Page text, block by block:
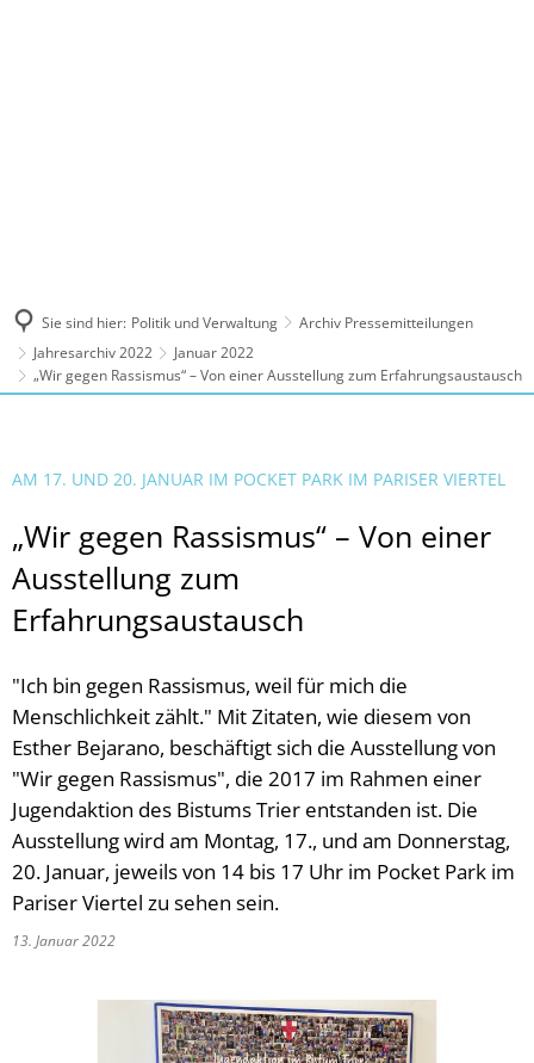
Sie sind hier: Politik und Verwaltung
Archiv Pressemitteilungen
Jahresarchiv 2022
Januar 2022
„Wir gegen Rassismus“ – Von einer Ausstellung zum Erfahrungsaustausch
AM 17. UND 20. JANUAR IM POCKET PARK IM PARISER VIERTEL
„Wir gegen Rassismus“ – Von einer
Ausstellung zum
Erfahrungsaustausch
"Ich bin gegen Rassismus, weil für mich die
Menschlichkeit zählt." Mit Zitaten, wie diesem von
Esther Bejarano, beschäftigt sich die Ausstellung von
"Wir gegen Rassismus", die 2017 im Rahmen einer
Jugendaktion des Bistums Trier entstanden ist. Die
Ausstellung wird am Montag, 17., und am Donnerstag,
20. Januar, jeweils von 14 bis 17 Uhr im Pocket Park im
Pariser Viertel zu sehen sein.
13. Januar 2022